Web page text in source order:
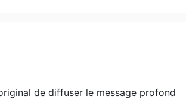
de diffuser le message profond